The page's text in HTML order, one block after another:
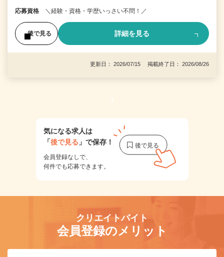
応募資格 ＼経験・資格・学歴いっさい不問！／
後で見る 詳細を見る
更新日： 2026/07/15 掲載終了日： 2026/08/26
1
気になる求人は
「後で見る 」で保存！
会員登録なしで、
何件でも応募できます。
クリエイトバイト
会員登録のメリット